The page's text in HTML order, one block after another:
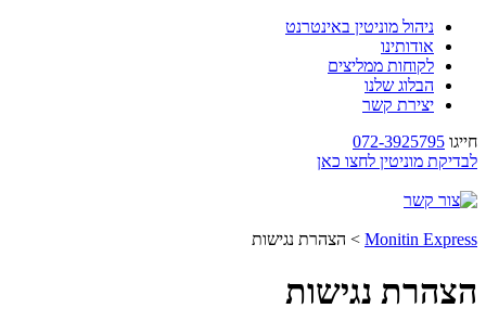
ניהול מוניטין באינטרנט
אודותינו
לקוחות ממליצים
הבלוג שלנו
יצירת קשר
חייגו 072-3925795
לבדיקת מוניטין לחצו כאן
Monitin Express
> הצהרת נגישות
הצהרת נגישות